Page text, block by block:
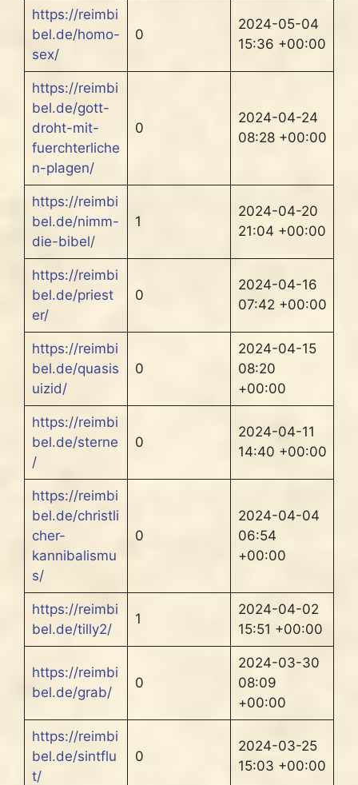
https://reimbi
bel.de/homo-
sex/
0
2024-05-04
15:36 +00:00
https://reimbi
bel.de/gott-
droht-mit-
fuerchterliche
n-plagen/
0
2024-04-24
08:28 +00:00
https://reimbi
bel.de/nimm-
die-bibel/
1
2024-04-20
21:04 +00:00
https://reimbi
bel.de/priest
er/
0
2024-04-16
07:42 +00:00
https://reimbi
bel.de/quasis
uizid/
0
2024-04-15
08:20
+00:00
https://reimbi
bel.de/sterne
/
0
2024-04-11
14:40 +00:00
https://reimbi
bel.de/christli
cher-
kannibalismu
s/
0
2024-04-04
06:54
+00:00
https://reimbi
bel.de/tilly2/
1
2024-04-02
15:51 +00:00
https://reimbi
bel.de/grab/
0
2024-03-30
08:09
+00:00
https://reimbi
bel.de/sintflu
t/
0
2024-03-25
15:03 +00:00